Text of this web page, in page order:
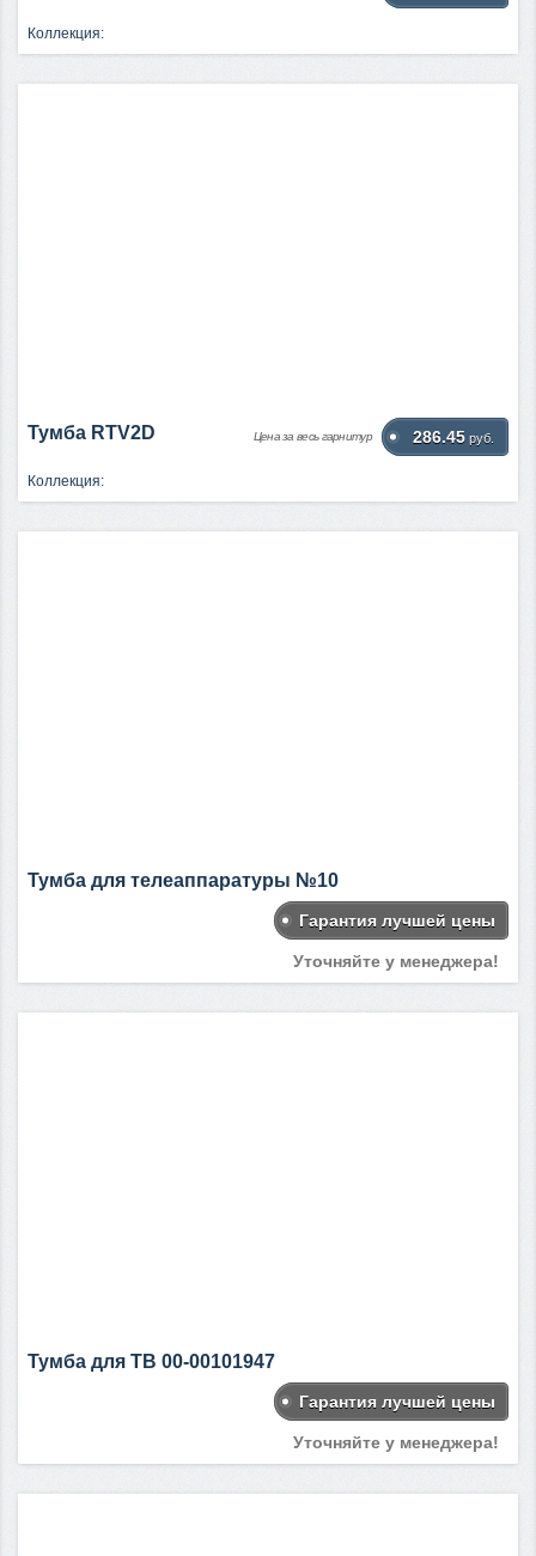
Коллекция:
Тумба RTV2D Цена за весь гарнитур 286.45 руб.
Коллекция:
Тумба для телеаппаратуры №10
Гарантия лучшей цены
Уточняйте у менеджера!
Тумба для ТВ 00-00101947
Гарантия лучшей цены
Уточняйте у менеджера!